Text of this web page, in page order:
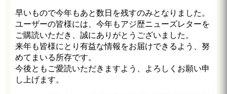
早いもので今年もあと数日を残すのみとなりました。
ユーザーの皆様には、今年もアジ歴ニューズレターを
ご購読いただき、誠にありがとうございました。
来年も皆様にとり有益な情報をお届けできるよう、努
めてまいる所存です。
今後ともご愛読いただきますよう、よろしくお願い申
し上げます。